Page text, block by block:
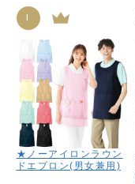
1
★ノーアイロンラウン
ドエプロン(男女兼用)